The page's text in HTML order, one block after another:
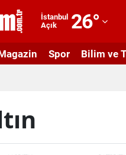
İstanbul
Açık
26°
Adıyaman
Spor Bilim ve